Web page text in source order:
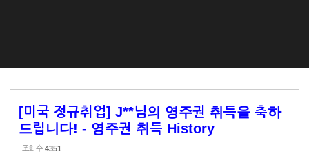
[미국 정규취업] J**님의 영주권 취득을 축하
드립니다! - 영주권 취득 History
조회 수 4351